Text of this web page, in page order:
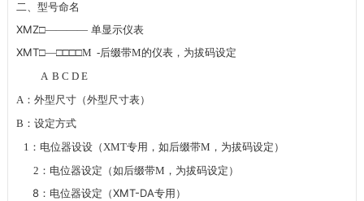
二、型号命名
XMZ□———— 单显示仪表
XMT□—□□□□M -后缀带M的仪表，为拔码设定
A B C D E
A：外型尺寸（外型尺寸表）
B ：设定方式
1 ：电位器设设（XMT专用，如后缀带M ，为拔码设定）
2 ：电位器设定（如后缀带M ，为拔码设定）
8：电位器设定（XMT-DA专用）